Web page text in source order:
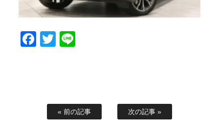
Facebook
Twitter
« 前の記事 次の記事 »